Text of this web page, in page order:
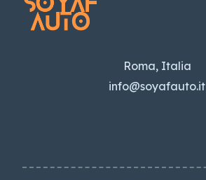
Roma, Italia
info@soyafauto.it